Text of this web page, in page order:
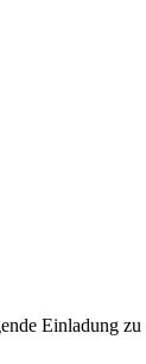
Einladung